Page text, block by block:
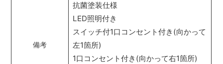
備考
抗菌塗装仕様
LED照明付き
スイッチ付1口コンセント付き(向かって
左1箇所)
1口コンセント付き(向かって右1箇所)